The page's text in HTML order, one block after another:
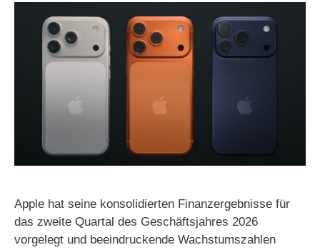
Apple hat seine konsolidierten Finanzergebnisse für
das zweite Quartal des Geschäftsjahres 2026
vorgelegt und beeindruckende Wachstumszahlen